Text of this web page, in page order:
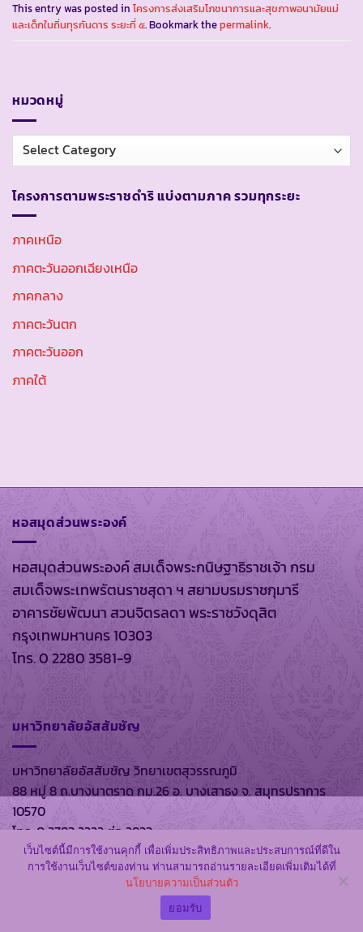
This entry was posted in โครงการส่งเสริมโภชนาการและสุขภาพอนามัยแม่
และเด็กในถิ่นทุรกันดาร ระยะที่ ๕. Bookmark thepermalink.
หมวดหมู่
หมวด
หมู่
โครงการตามพระราชดำริ แบ่งตามภาค รวมทุกระยะ
ภาคเหนือ
ภาคตะวันออกเฉียงเหนือ
ภาคกลาง
ภาคตะวันตก
ภาคตะวันออก
ภาคใต้
หอสมุดส่วนพระองค์
หอสมุดส่วนพระองค์ สมเด็จพระกนิษฐาธิราชเจ้า กรม
สมเด็จพระเทพรัตนราชสุดา ฯ สยามบรมราชกุมารี
อาคารชัยพัฒนา สวนจิตรลดา พระราชวังดุสิต
กรุงเทพมหานคร 10303
โทร. 0 2280 3581-9
มหาวิทยาลัยอัสสัมชัญ
มหาวิทยาลัยอัสสัมชัญ วิทยาเขตสุวรรณภูมิ
88 หมู่ 8 ถ.บางนาตราด กม.26 อ. บางเสาธง จ. สมุทรปราการ
10570
โทร. 0 2783 2222 ต่อ 2833
สงวนลิขสิทธิ์ พ.ศ. 2569 ตาม พรบ.ลิขสิทธิ์ พ.ศ. 2537 โดย
และมหาวิทยาลัยอัสสัมชัญ
เว็บไซต์นี้มีการใช้งานคุกกี้ เพื่อเพิ่มประสิทธิภาพและประสบการณ์ที่ดีใน
การใช้งานเว็บไซต์ของท่าน ท่านสามารถอ่านรายละเอียดเพิ่มเติมได้ที่
นโยบายความเป็นส่วนตัว
ยอมรับ